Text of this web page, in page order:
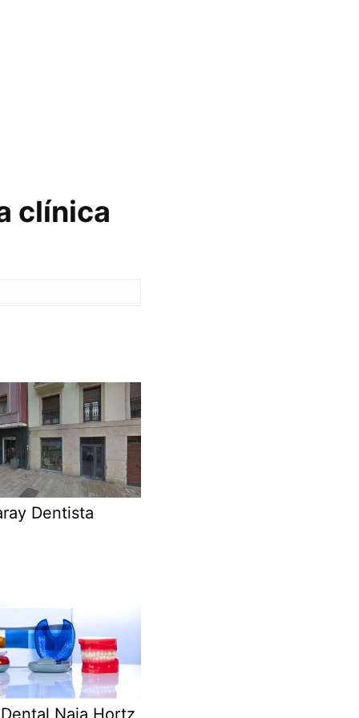
clínica
Dentista